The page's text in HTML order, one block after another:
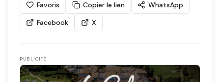
Favoris Copier le lien
WhatsApp
Facebook
X
PUBLICITÉ